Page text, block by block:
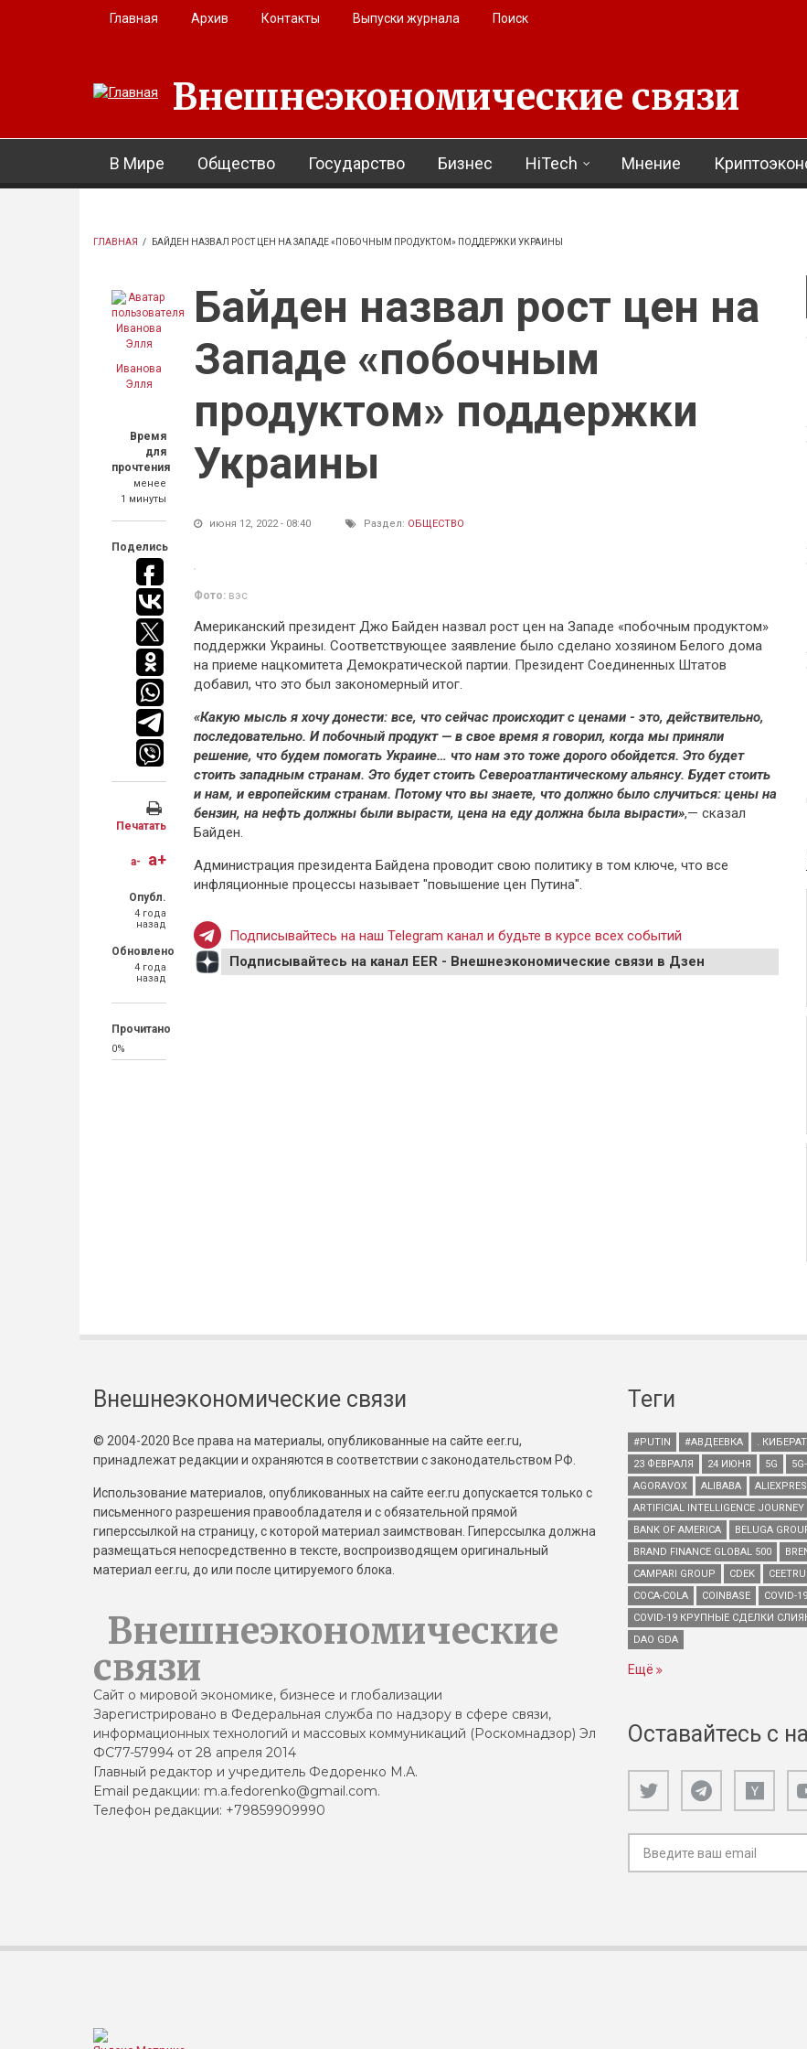
Перейти к основному содержанию
Главная Архив Контакты Выпуски журнала Поиск
Внешнеэкономические связи
В Мире Общество Государство Бизнес HiTech Мнение
ГЛАВНАЯ / БАЙДЕН НАЗВАЛ РОСТ ЦЕН НА ЗАПАДЕ «ПОБОЧНЫМ ПРОДУКТОМ» ПОДДЕРЖКИ УКРАИНЫ
Иванова
Элля
Время
для
прочтения
менее
1 минуты
Поделись
Печатать
a- a+
Опубл.
4 года
назад
Обновлено
4 года
назад
Прочитано
0%
Байден назвал рост цен на
Западе «побочным
продуктом» поддержки
Украины
июня 12, 2022 - 08:40 Раздел: ОБЩЕСТВО
Фото: вэс
Американский президент Джо Байден назвал рост цен на Западе «побочным продуктом»
поддержки Украины. Соответствующее заявление было сделано хозяином Белого дома
на приеме нацкомитета Демократической партии. Президент Соединенных Штатов
добавил, что это был закономерный итог.
«Какую мысль я хочу донести: все, что сейчас происходит с ценами - это, действительно,
последовательно. И побочный продукт — в свое время я говорил, когда мы приняли
решение, что будем помогать Украине… что нам это тоже дорого обойдется. Это будет
стоить западным странам. Это будет стоить Североатлантическому альянсу. Будет стоить
и нам, и европейским странам. Потому что вы знаете, что должно было случиться: цены на
бензин, на нефть должны были вырасти, цена на еду должна была вырасти»,— сказал
Байден.
Администрация президента Байдена проводит свою политику в том ключе, что все
инфляционные процессы называет "повышение цен Путина".
Подписывайтесь на наш Telegram канал и будьте в курсе всех событий
Подписывайтесь на канал EER - Внешнеэкономические связи в Дзен
Внешнеэкономические связи
© 2004-2020 Все права на материалы, опубликованные на сайте eer.ru,
принадлежат редакции и охраняются в соответствии с законодательством РФ.
Использование материалов, опубликованных на сайте eer.ru допускается только с
письменного разрешения правообладателя и с обязательной прямой
гиперссылкой на страницу, с которой материал заимствован. Гиперссылка должна
размещаться непосредственно в тексте, воспроизводящем оригинальный
материал eer.ru, до или после цитируемого блока.
Внешнеэкономические
связи
Сайт о мировой экономике, бизнесе и глобализации
Зарегистрировано в Федеральная служба по надзору в сфере связи,
информационных технологий и массовых коммуникаций (Роскомнадзор) Эл
ФС77-57994 от 28 апреля 2014
Главный редактор и учредитель Федоренко М.А.
Email редакции: m.a.fedorenko@gmail.com.
Телефон редакции: +79859909990
Теги
#PUTIN #АВДЕЕВКА .
23 ФЕВРАЛЯ
24 ИЮНЯ 5G
AGORAVOX
ALIBABA
ARTIFICIAL INTELLIGENCE JOURNEY
BANK OF AMERICA
BELUGA
BRAND FINANCE GLOBAL 500
CAMPARI GROUP
CDEK
COCA-COLA
COINBASE
COVID-19
COVID-19 КРУПНЫЕ СДЕЛКИ
DAO GDA
Ещё
Оставайтесь с